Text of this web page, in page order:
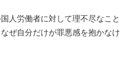
人労働者に対して理不尽なこと
ぜ自分だけが罪悪感を抱かなけ